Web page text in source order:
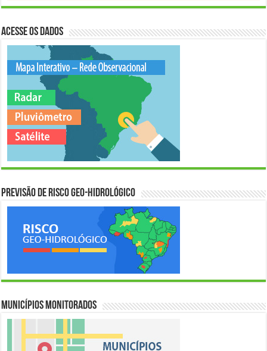
Acesse os Dados
Previsão de Risco Geo-Hidrológico
Municípios Monitorados